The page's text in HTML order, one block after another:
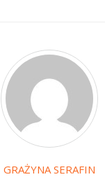
GRAŻYNA SERAFIN